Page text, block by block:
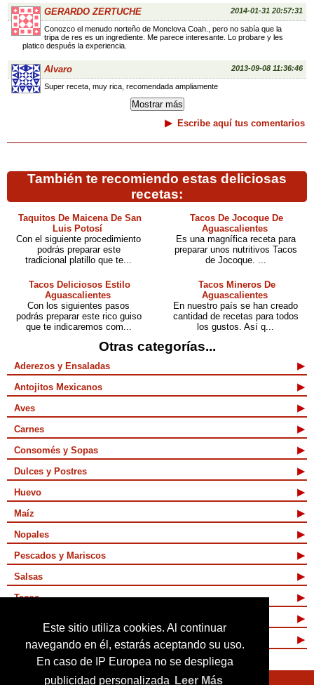
Este sitio utiliza cookies. Al continuar
navegando en él, estarás aceptando su uso.
En caso de IP Europea no se despliega
publicidad personalizada
Leer Más
GERARDO ZERTUCHE 2014-01-31 20:57:31
Conozco el menudo norteño de Monclova Coah., pero no sabía que la
tripa de res es un ingrediente. Me parece interesante. Lo probare y les
platico después la experiencia.
Alvaro 2013-09-08 11:36:46
Super receta, muy rica, recomendada ampliamente
Escribe aquí tus comentarios
También te recomiendo estas deliciosas
recetas:
Taquitos De Maicena De San
Luis Potosí
Con el siguiente procedimiento
podrás preparar este
tradicional platillo que te...
Tacos De Jocoque De
Aguascalientes
Es una magnífica receta para
preparar unos nutritivos Tacos
de Jocoque. ...
Tacos Deliciosos Estilo
Aguascalientes
Con los siguientes pasos
podrás preparar este rico guiso
que te indicaremos com...
Tacos Mineros De
Aguascalientes
En nuestro país se han creado
cantidad de recetas para todos
los gustos. Así q...
Otras categorías...
Aderezos y Ensaladas
Antojitos Mexicanos
Aves
Carnes
Consomés y Sopas
Dulces y Postres
Huevo
Maíz
Nopales
Pescados y Mariscos
Salsas
Tacos
Vegetarianas